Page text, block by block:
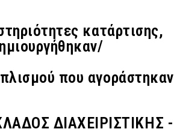
κατάρτισης,
που αγοράστηκαν
ΔΙΑΧΕΙΡΙΣΤΙΚΗΣ -